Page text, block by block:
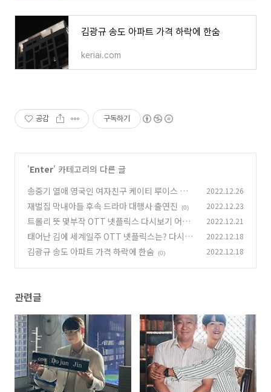
김광규 송도 아파트 가격 하락에 한숨
keriai.com
공감 구독하기
'Enter' 카테고리의 다른 글
송중기 열애 영국인 여자친구 케이티 루이스 사운
더스 나이 프로필
(0)
2022.12.26
재벌집 막내아들 후속 드라마 대행사 출연진 (0) 2022.12.23
트롤리 뜻 몇부작 OTT 넷플릭스 다시보기 어디
서
(0)
2022.12.21
태어난 김에 세계일주 OTT 넷플릭스는? 다시보
기 어디서
(0)
2022.12.18
김광규 송도 아파트 가격 하락에 한숨 (0) 2022.12.18
관련글